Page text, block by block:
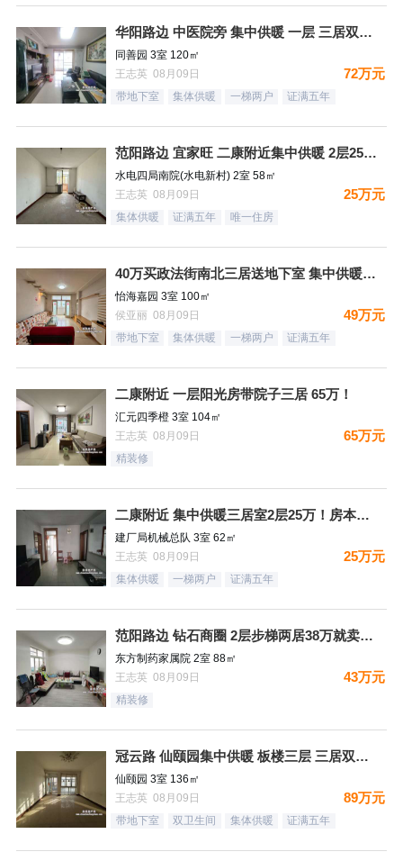
华阳路边 中医院旁 集中供暖 一层 三居双卫72万
同善园 3室 120㎡
王志英 08月09日
72万元
带地下室 集体供暖 一梯两户 证满五年
范阳路边 宜家旺 二康附近集中供暖 2层25万！
水电四局南院(水电新村) 2室 58㎡
王志英 08月09日
25万元
集体供暖 证满五年 唯一住房
40万买政法街南北三居送地下室 集中供暖税费低
怡海嘉园 3室 100㎡
侯亚丽 08月09日
49万元
带地下室 集体供暖 一梯两户 证满五年
二康附近 一层阳光房带院子三居 65万！
汇元四季橙 3室 104㎡
王志英 08月09日
65万元
精装修
二康附近 集中供暖三居室2层25万！房本满五过户费少！
建厂局机械总队 3室 62㎡
王志英 08月09日
25万元
集体供暖 一梯两户 证满五年
范阳路边 钻石商圈 2层步梯两居38万就卖哦！
东方制药家属院 2室 88㎡
王志英 08月09日
43万元
精装修
冠云路 仙颐园集中供暖 板楼三层 三居双卫 集中供暖 ！送地
仙颐园 3室 136㎡
王志英 08月09日
89万元
带地下室 双卫生间 集体供暖 证满五年